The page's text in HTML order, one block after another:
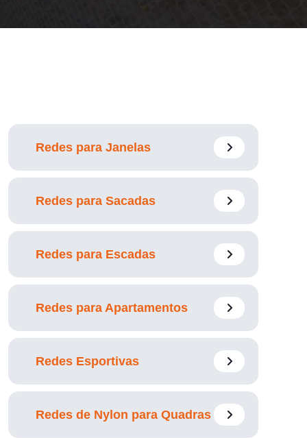
Redes para Janelas
Redes para Sacadas
Redes para Escadas
Redes para Apartamentos
Redes Esportivas
Redes de Nylon para Quadras